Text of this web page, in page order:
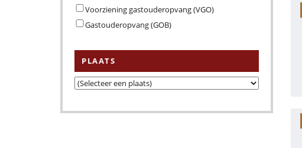
Voorziening gastouderopvang (VGO)
Gastouderopvang (GOB)
PLAATS